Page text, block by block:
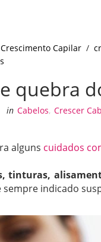
Crescimento Capilar /
quebra
in Cabelos, Crescer
alguns cuidados
tinturas,
sempre indicado